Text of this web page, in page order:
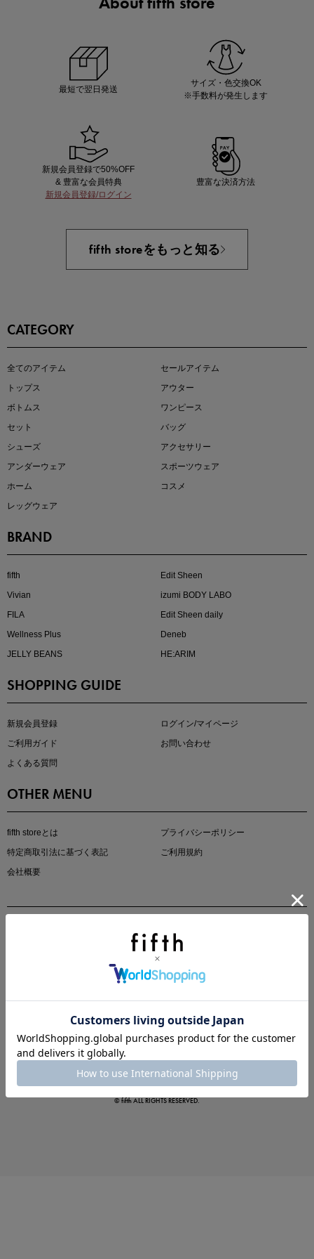
即戦力アイテム続々対象
大人の着映えアイテム5選
マストバイアイテム
この夏の主役確定！
最短で翌日発送
サイズ・色交換OK
※手数料が発生します
新規会員登録で50%OFF
& 豊富な会員特典
新規会員登録/ログイン
豊富な決済方法
fifth storeをもっと知る
CATEGORY
全てのアイテム
セールアイテム
トップス
アウター
ボトムス
ワンピース
セット
バッグ
シューズ
アクセサリー
アンダーウェア
スポーツウェア
ホーム
コスメ
レッグウェア
BRAND
fifth
Edit Sheen
Vivian
izumi BODY LABO
FILA
Edit Sheen daily
Wellness Plus
Deneb
JELLY BEANS
HE:ARIM
SHOPPING GUIDE
新規会員登録
ログイン/マイページ
ご利用ガイド
お問い合わせ
よくある質問
OTHER MENU
fifth storeとは
プライバシーポリシー
特定商取引法に基づく表記
ご利用規約
会社概要
© fifth ALL RIGHTS RESERVED.